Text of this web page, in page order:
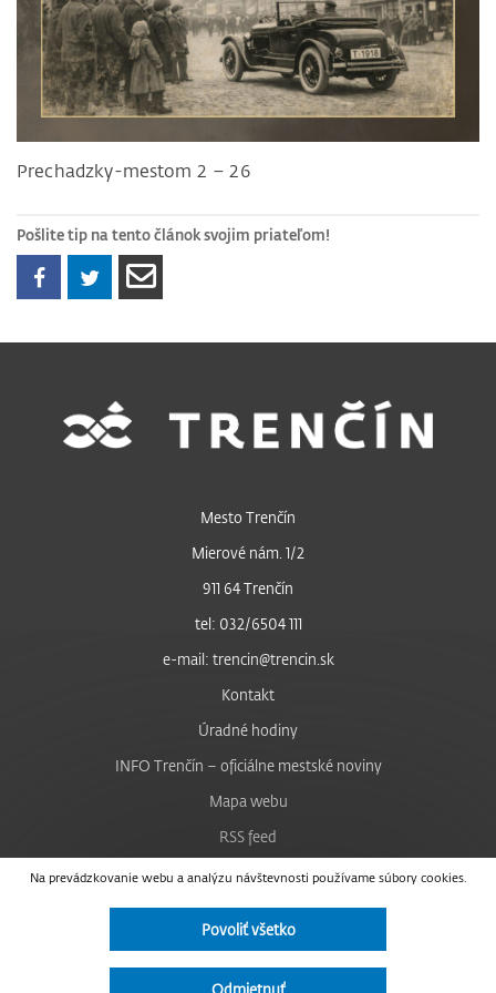
Prechadzky-mestom 2 – 26
Pošlite tip na tento článok svojim priateľom!
Na prevádzkovanie webu a analýzu návštevnosti používame súbory cookies.
Povoliť všetko
Odmietnuť
Mesto Trenčín
Mierové nám. 1/2
911 64 Trenčín
tel: 032/6504 111
e-mail: trencin@trencin.sk
Kontakt
Úradné hodiny
INFO Trenčín – oficiálne mestské noviny
Mapa webu
RSS feed
Nastavenie cookies
Facebook
Instagram